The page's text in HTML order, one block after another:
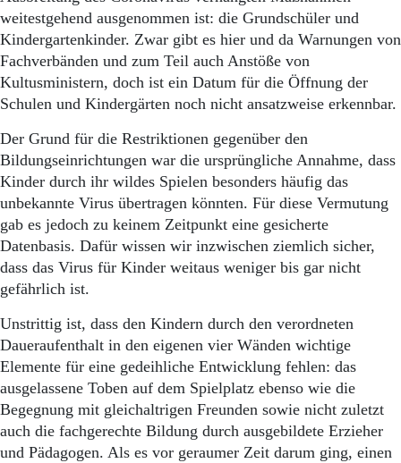
weitestgehend ausgenommen ist: die Grundschüler und
Kindergartenkinder. Zwar gibt es hier und da Warnungen von
Fachverbänden und zum Teil auch Anstöße von
Kultusministern, doch ist ein Datum für die Öffnung der
Schulen und Kindergärten noch nicht ansatzweise erkennbar.
Der Grund für die Restriktionen gegenüber den
Bildungseinrichtungen war die ursprüngliche Annahme, dass
Kinder durch ihr wildes Spielen besonders häufig das
unbekannte Virus übertragen könnten. Für diese Vermutung
gab es jedoch zu keinem Zeitpunkt eine gesicherte
Datenbasis. Dafür wissen wir inzwischen ziemlich sicher,
dass das Virus für Kinder weitaus weniger bis gar nicht
gefährlich ist.
Unstrittig ist, dass den Kindern durch den verordneten
Daueraufenthalt in den eigenen vier Wänden wichtige
Elemente für eine gedeihliche Entwicklung fehlen: das
ausgelassene Toben auf dem Spielplatz ebenso wie die
Begegnung mit gleichaltrigen Freunden sowie nicht zuletzt
auch die fachgerechte Bildung durch ausgebildete Erzieher
und Pädagogen. Als es vor geraumer Zeit darum ging, einen